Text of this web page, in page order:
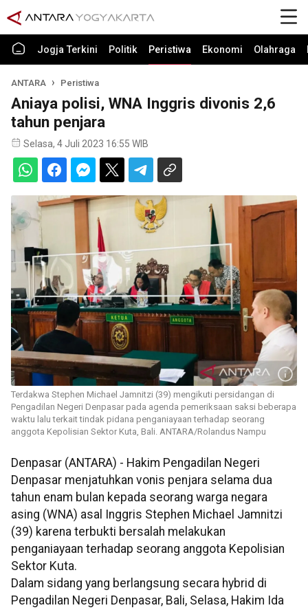
Jogja Terkini Politik Peristiwa Ekonomi Olahraga
ANTARA Peristiwa
Aniaya polisi, WNA Inggris divonis 2,6
tahun penjara
Selasa, 4 Juli 2023 16:55 WIB
Terdakwa Stephen Michael Jamnitzi (39) mengikuti persidangan di
Pengadilan Negeri Denpasar pada agenda pemeriksaan saksi beberapa
waktu lalu terkait tindak pidana penganiayaan terhadap seorang
anggota Kepolisian Sektor Kuta, Bali. ANTARA/Rolandus Nampu
Denpasar (ANTARA) - Hakim Pengadilan Negeri
Denpasar menjatuhkan vonis penjara selama dua
tahun enam bulan kepada seorang warga negara
asing (WNA) asal Inggris Stephen Michael Jamnitzi
(39) karena terbukti bersalah melakukan
penganiayaan terhadap seorang anggota Kepolisian
Sektor Kuta.
Dalam sidang yang berlangsung secara hybrid di
Pengadilan Negeri Denpasar, Bali, Selasa, Hakim Ida